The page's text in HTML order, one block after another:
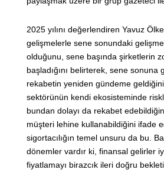
2025 yılını değerlendiren Yavuz
gelişmelerle sene sonundaki
olduğunu, sene başında şirketlerin
başladığını belirterek, sene sonuna
rekabetin yeniden gündeme
sektörünün kendi ekosisteminde
bundan dolayı da rekabet
müşteri lehine kullanabildiğini ifade
sigortacılığın temel unsuru da bu.
dönemler vardır ki, finansal gelirler
fiyatlamayı birazcık ileri doğru